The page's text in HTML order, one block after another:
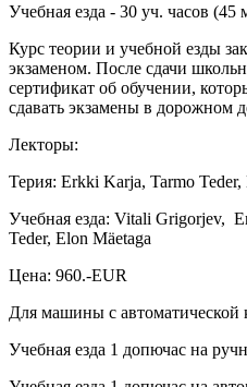
Учебная езда - 30 уч. часов (45
Курс теории и учебной езды
экзаменом. После сдачи
сертификат об обучении,
сдавать экзамены в дорожном
Лекторы:
Терия: Erkki Karja, Tarmo
Учебная езда: Vitali Grigorjev,
Teder, Elon Mäetaga
Цена: 960.-EUR
Для машины с автоматической
Учебная езда 1 допючас на